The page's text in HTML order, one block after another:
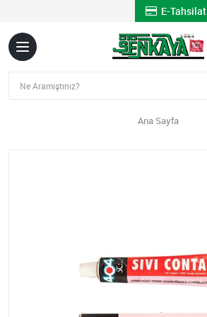
E-Tahsilat
Ana Sayfa